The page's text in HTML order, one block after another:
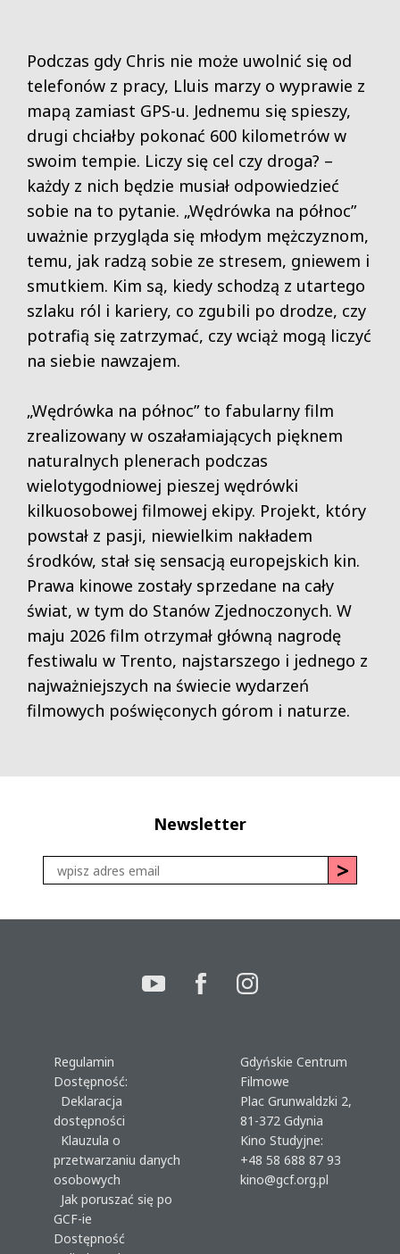
Podczas gdy Chris nie może uwolnić się od
telefonów z pracy, Lluis marzy o wyprawie z
mapą zamiast GPS-u. Jednemu się spieszy,
drugi chciałby pokonać 600 kilometrów w
swoim tempie. Liczy się cel czy droga? –
każdy z nich będzie musiał odpowiedzieć
sobie na to pytanie. „Wędrówka na północ”
uważnie przygląda się młodym mężczyznom,
temu, jak radzą sobie ze stresem, gniewem i
smutkiem. Kim są, kiedy schodzą z utartego
szlaku ról i kariery, co zgubili po drodze, czy
potrafią się zatrzymać, czy wciąż mogą liczyć
na siebie nawzajem.
„Wędrówka na północ” to fabularny film
zrealizowany w oszałamiających pięknem
naturalnych plenerach podczas
wielotygodniowej pieszej wędrówki
kilkuosobowej filmowej ekipy. Projekt, który
powstał z pasji, niewielkim nakładem
środków, stał się sensacją europejskich kin.
Prawa kinowe zostały sprzedane na cały
świat, w tym do Stanów Zjednoczonych. W
maju 2026 film otrzymał główną nagrodę
festiwalu w Trento, najstarszego i jednego z
najważniejszych na świecie wydarzeń
filmowych poświęconych górom i naturze.
Newsletter
Regulamin
Dostępność:
Deklaracja
dostępności
Klauzula o
przetwarzaniu danych
osobowych
Jak poruszać się po
GCF-ie
Dostępność
Gdyńskie Centrum
Filmowe
Plac Grunwaldzki 2,
81-372 Gdynia
Kino Studyjne:
+48 58 688 87 93
kino@gcf.org.pl